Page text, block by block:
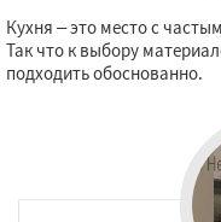
Кухня – это место с
Так что к выбору
подходить обоснованно.